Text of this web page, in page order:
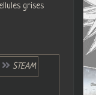
grises
STEAM